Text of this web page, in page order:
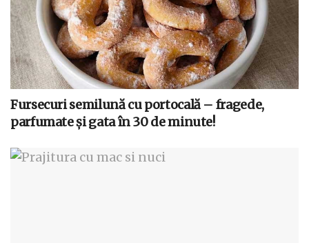
Fursecuri semilună cu portocală – fragede,
parfumate și gata în 30 de minute!